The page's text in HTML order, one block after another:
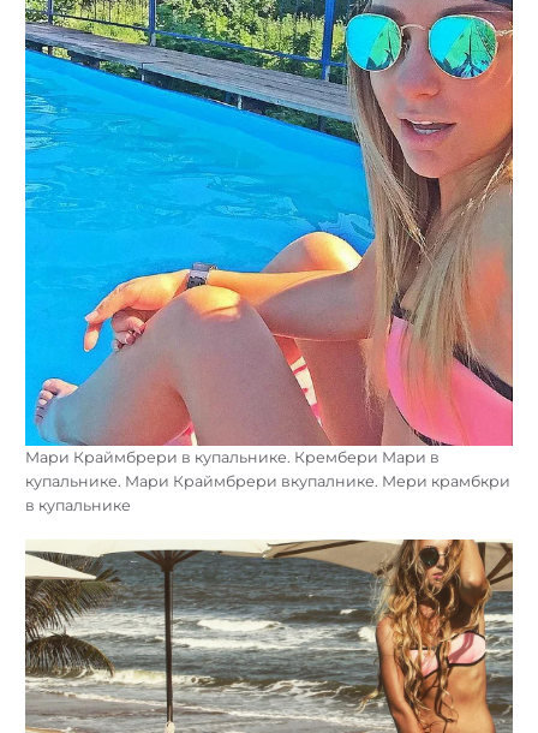
Мари Краймбрери в купальнике. Крембери Мари в
купальнике. Мари Краймбрери вкупалнике. Мери крамбкри
в купальнике